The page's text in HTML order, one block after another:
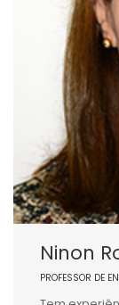
Ninon
PROFESSOR DE